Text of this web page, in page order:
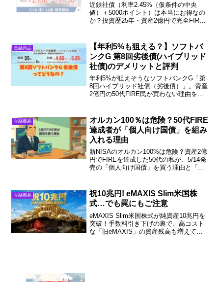
近鉄社債（利率2.45%（仮条件の中央
値）＋5000ポイント）は本当にお得なの
か？投資歴25年・資産2億円で完全FIRE
投資判断に迷っている方は必見です！
金融商品
【年利5%も狙える？】ソフトバ
ンクG 第8回劣後債(ハイブリッド
社債)のデメリットと評判
年利5%が狙えそうなソフトバンクG「第
8回ハイブリッド社債（劣後債）」。資産
2億円の50代FIRE民が買わない理由を徹
50代）のリアルな投資判断を続きをチェ
ック！
金融商品
オルカン100％は危険？50代FIRE
達成者が「個人向け国債」を組み
入れる理由
新NISAのオルカン100%は危険？資産2億
円でFIREを達成した50代の私が、5/14発
売の「個人向け国債」を買う理由と「債
す。
金融商品
祝10兆円! eMAXIS Slim米国株
式…でも罠にもご注意
eMAXIS Slim米国株式が純資産10兆円を
突破！手数料引き下げの裏で、高コスト
な「旧eMAXIS」の資産残高も増えてま